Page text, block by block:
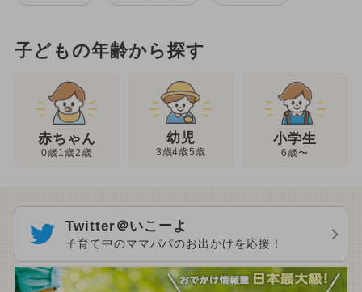
子どもの年齢から探す
赤ちゃん
0歳1歳2歳
幼児
3歳4歳5歳
小学生
6歳〜
Twitter＠いこーよ
子育て中のママパパのお出かけを応援！